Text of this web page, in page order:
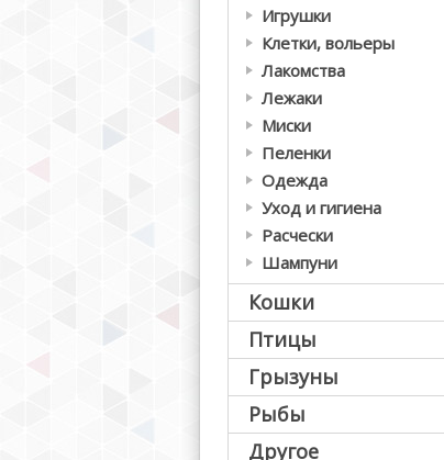
Игрушки
Клетки, вольеры
Лакомства
Лежаки
Миски
Пеленки
Одежда
Уход и гигиена
Расчески
Шампуни
Кошки
Птицы
Грызуны
Рыбы
Другое